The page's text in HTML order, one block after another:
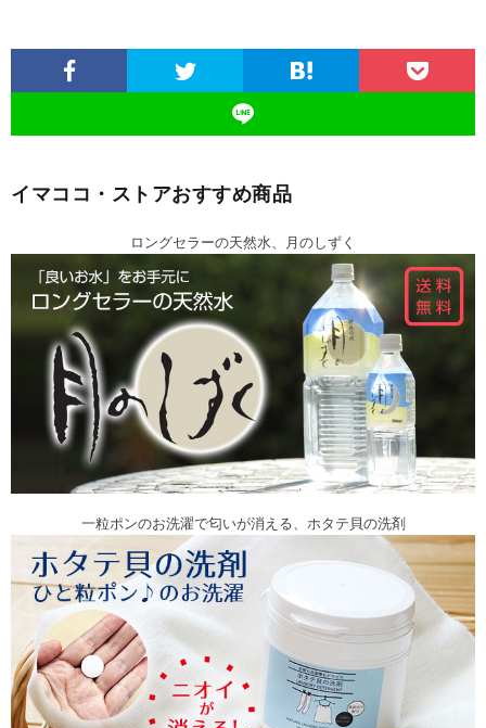
イマココ・ストアおすすめ商品
ロングセラーの天然水、月のしずく
一粒ポンのお洗濯で匂いが消える、ホタテ貝の洗剤